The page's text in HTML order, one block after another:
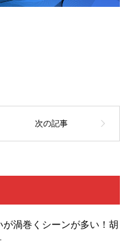
渦巻くシーンが多い！胡